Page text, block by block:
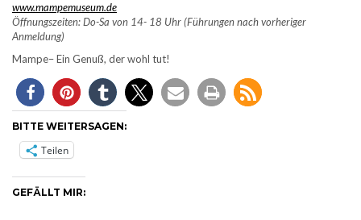
www.mampemuseum.de
Öffnungszeiten: Do-Sa von 14- 18 Uhr (Führungen nach vorheriger
Anmeldung)
Mampe– Ein Genuß, der wohl tut!
BITTE WEITERSAGEN:
Teilen
GEFÄLLT MIR: